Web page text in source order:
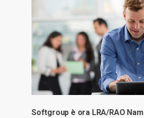
Softgroup è ora LRA/RAO